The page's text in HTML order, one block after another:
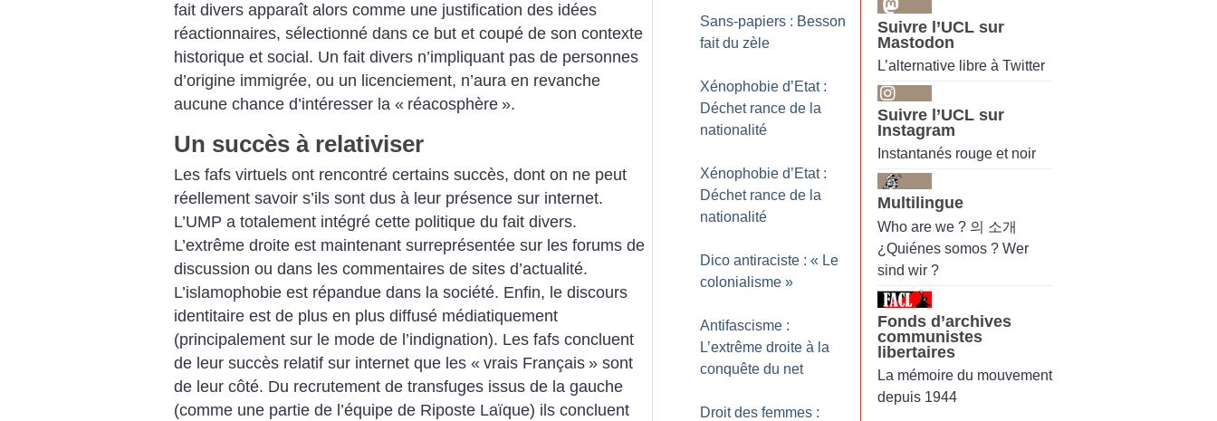
fait divers apparaît alors comme une justification des idées
réactionnaires, sélectionné dans ce but et coupé de son contexte
historique et social. Un fait divers n’impliquant pas de personnes
d’origine immigrée, ou un licenciement, n’aura en revanche
aucune chance d’intéresser la « réacosphère ».
Un succès à relativiser
Les fafs virtuels ont rencontré certains succès, dont on ne peut
réellement savoir s’ils sont dus à leur présence sur internet.
L’UMP a totalement intégré cette politique du fait divers.
L’extrême droite est maintenant surreprésentée sur les forums de
discussion ou dans les commentaires de sites d’actualité.
L’islamophobie est répandue dans la société. Enfin, le discours
identitaire est de plus en plus diffusé médiatiquement
(principalement sur le mode de l’indignation). Les fafs concluent
de leur succès relatif sur internet que les « vrais Français » sont
de leur côté. Du recrutement de transfuges issus de la gauche
(comme une partie de l’équipe de Riposte Laïque) ils concluent
Sans-papiers : Besson
fait du zèle
Xénophobie d’Etat :
Déchet rance de la
nationalité
Xénophobie d’Etat :
Déchet rance de la
nationalité
Dico antiraciste : « Le
colonialisme »
Antifascisme :
L’extrême droite à la
conquête du net
Droit des femmes :
Suivre l’UCL sur
Mastodon
L’alternative libre à Twitter
Suivre l’UCL sur
Instagram
Instantanés rouge et noir
Multilingue
Who are we ? 의 소개
¿Quiénes somos ? Wer
sind wir ?
Fonds d’archives
communistes
libertaires
La mémoire du mouvement
depuis 1944